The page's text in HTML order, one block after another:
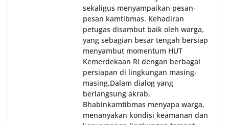
sekaligus menyampaikan pesan-
pesan kamtibmas. Kehadiran
petugas disambut baik oleh warga,
yang sebagian besar tengah bersiap
menyambut momentum HUT
Kemerdekaan RI dengan berbagai
persiapan di lingkungan masing-
masing.‎Dalam dialog yang
berlangsung akrab,
Bhabinkamtibmas menyapa warga,
menanyakan kondisi keamanan dan